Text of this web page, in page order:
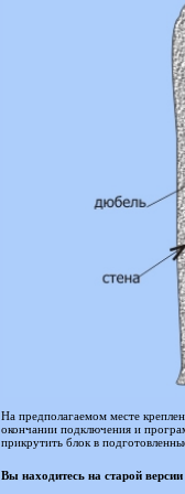
На предполагаемом месте
окончании подключения и
прикрутить блок в
Вы находитесь на старой